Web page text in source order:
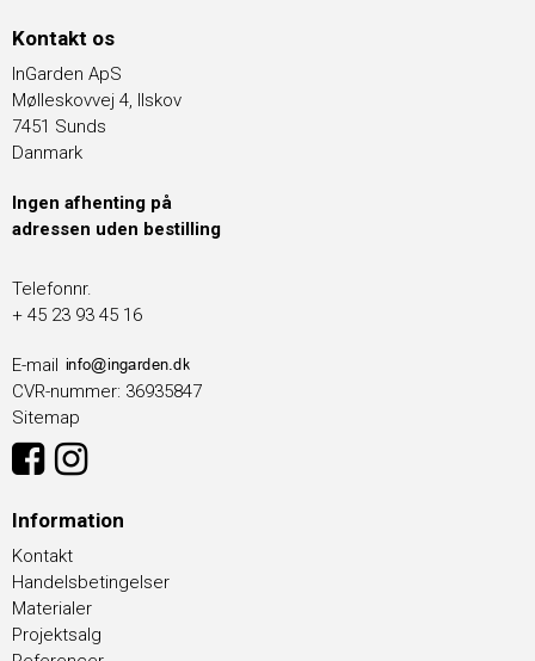
Kontakt os
InGarden ApS
Mølleskovvej 4, Ilskov
7451 Sunds
Danmark
Ingen afhenting på
adressen uden bestilling
Telefonnr.
+ 45 23 93 45 16
E-mail
CVR-nummer: 36935847
Sitemap
Information
Kontakt
Handelsbetingelser
Materialer
Projektsalg